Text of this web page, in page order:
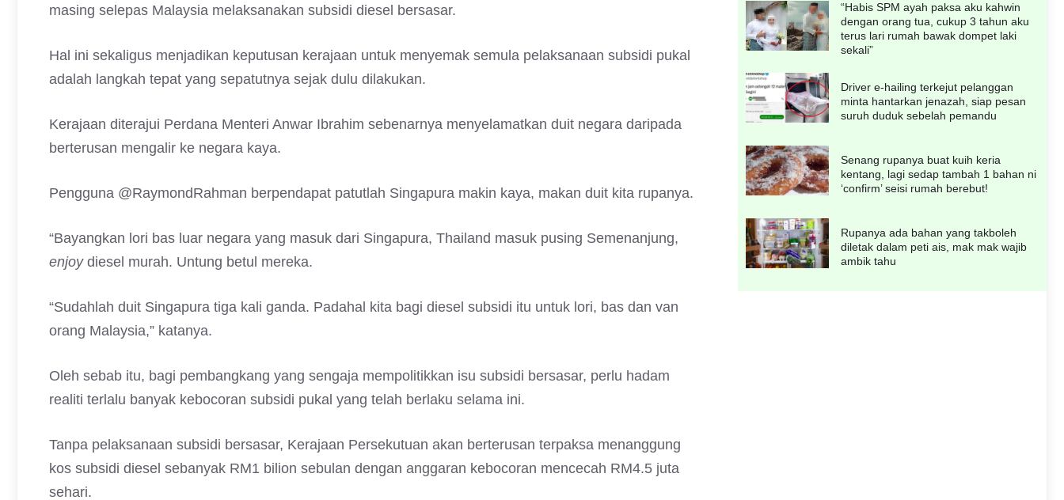
masing selepas Malaysia melaksanakan subsidi diesel bersasar.
Hal ini sekaligus menjadikan keputusan kerajaan untuk menyemak semula pelaksanaan subsidi pukal
adalah langkah tepat yang sepatutnya sejak dulu dilakukan.
Kerajaan diterajui Perdana Menteri Anwar Ibrahim sebenarnya menyelamatkan duit negara daripada
berterusan mengalir ke negara kaya.
Pengguna @RaymondRahman berpendapat patutlah Singapura makin kaya, makan duit kita rupanya.
“Bayangkan lori bas luar negara yang masuk dari Singapura, Thailand masuk pusing Semenanjung,
enjoydiesel murah. Untung betul mereka.
“Sudahlah duit Singapura tiga kali ganda. Padahal kita bagi diesel subsidi itu untuk lori, bas dan van
orang Malaysia,” katanya.
Oleh sebab itu, bagi pembangkang yang sengaja mempolitikkan isu subsidi bersasar, perlu hadam
realiti terlalu banyak kebocoran subsidi pukal yang telah berlaku selama ini.
Tanpa pelaksanaan subsidi bersasar, Kerajaan Persekutuan akan berterusan terpaksa menanggung
kos subsidi diesel sebanyak RM1 bilion sebulan dengan anggaran kebocoran mencecah RM4.5 juta
sehari.
“Habis SPM ayah paksa aku kahwin
dengan orang tua, cukup 3 tahun aku
terus lari rumah bawak dompet laki
sekali”
Driver e-hailing terkejut pelanggan
minta hantarkan jenazah, siap pesan
suruh duduk sebelah pemandu
Senang rupanya buat kuih keria
kentang, lagi sedap tambah 1 bahan ni
‘confirm’ seisi rumah berebut!
Rupanya ada bahan yang takboleh
diletak dalam peti ais, mak mak wajib
ambik tahu